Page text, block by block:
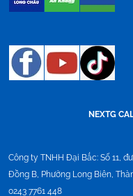
NEXTG
Công ty TNHH Đại Bắc: Số 11,
Đồng B, Phường Long Biên,
0243 7761 448